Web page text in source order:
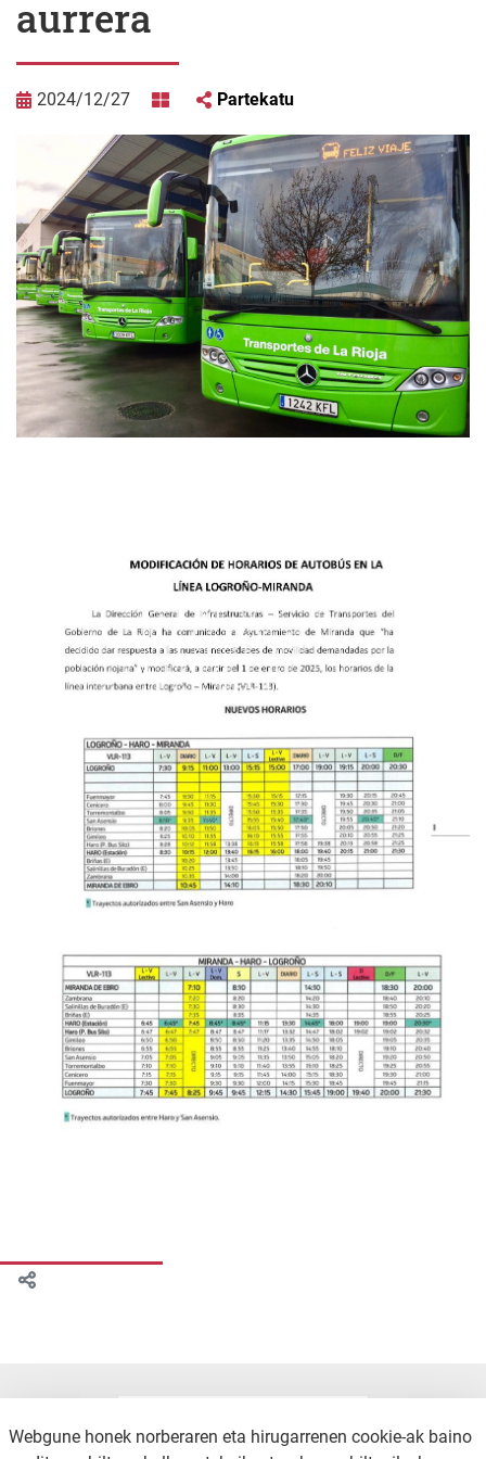
aurrera
2024/12/27 Partekatu
Webgune honek norberaren eta hirugarrenen cookie-ak baino